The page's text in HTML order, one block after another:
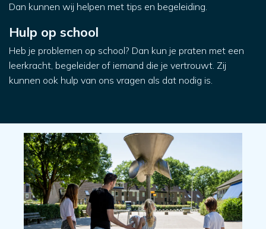
Dan kunnen wij helpen met tips en begeleiding.
Hulp op school
Heb je problemen op school? Dan kun je praten met een
leerkracht, begeleider of iemand die je vertrouwt. Zij
kunnen ook hulp van ons vragen als dat nodig is.